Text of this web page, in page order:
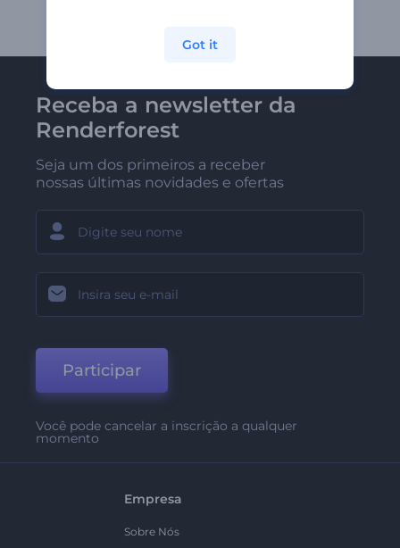
Receba a newsletter da
Renderforest
Seja um dos primeiros a receber
nossas últimas novidades e ofertas
Participar
Você pode cancelar a inscrição a qualquer
momento
Empresa
Sobre Nós
Got it